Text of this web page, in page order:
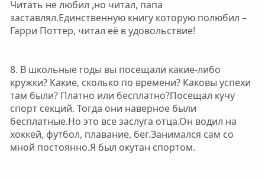
Читать не любил ,но читал, папа
заставлял.Единственную книгу которую полюбил –
Гарри Поттер, читал её в удовольствие!
8. В школьные годы вы посещали какие-либо
кружки? Какие, сколько по времени? Каковы успехи
там были? Платно или бесплатно?Посещал кучу
спорт секций. Тогда они наверное были
бесплатные.Но это все заслуга отца.Он водил на
хоккей, футбол, плавание, бег.Занимался сам со
мной постоянно.Я был окутан спортом.